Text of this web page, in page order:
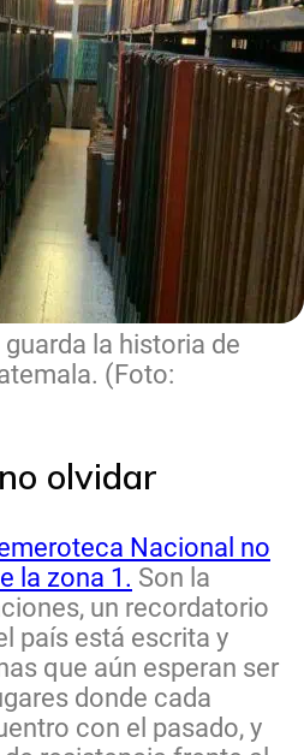
la historia de
(Foto:
olvidar
Nacional no
la zona 1. Son la
un recordatorio
país está escrita y
que aún esperan ser
donde cada
con el pasado, y